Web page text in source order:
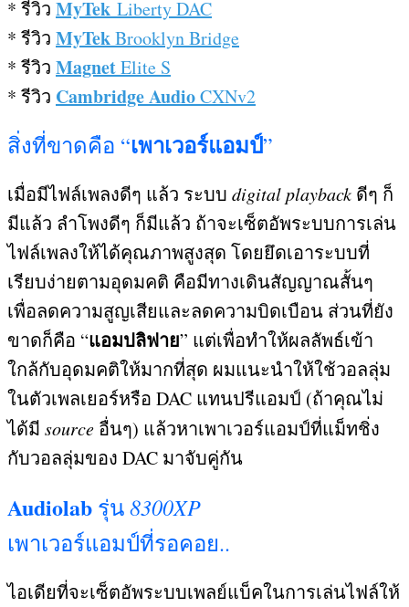
* รีวิว MyTek Liberty DAC
* รีวิว MyTekBrooklyn Bridge
* รีวิว MagnetElite S
* รีวิว Cambridge AudioCXNv2
สิ่งที่ขาดคือ “เพาเวอร์แอมป์”
เมื่อมีไฟล์เพลงดีๆ แล้ว ระบบ digital playback ดีๆ ก็
มีแล้ว ลำโพงดีๆ ก็มีแล้ว ถ้าจะเซ็ตอัพระบบการเล่น
ไฟล์เพลงให้ได้คุณภาพสูงสุด โดยยึดเอาระบบที่
เรียบง่ายตามอุดมคติ คือมีทางเดินสัญญาณสั้นๆ
เพื่อลดความสูญเสียและลดความบิดเบือน ส่วนที่ยัง
ขาดก็คือ “แอมปลิฟาย” แต่เพื่อทำให้ผลลัพธ์เข้า
ใกล้กับอุดมคติให้มากที่สุด ผมแนะนำให้ใช้วอลลุ่ม
ในตัวเพลเยอร์หรือ DAC แทนปรีแอมป์ (ถ้าคุณไม่
ได้มี source อื่นๆ) แล้วหาเพาเวอร์แอมป์ที่แม็ทชิ่ง
กับวอลลุ่มของ DAC มาจับคู่กัน
Audiolab รุ่น8300XP
เพาเวอร์แอมป์ที่รอคอย..
ไอเดียที่จะเซ็ตอัพระบบเพลย์แบ็คในการเล่นไฟล์ให้